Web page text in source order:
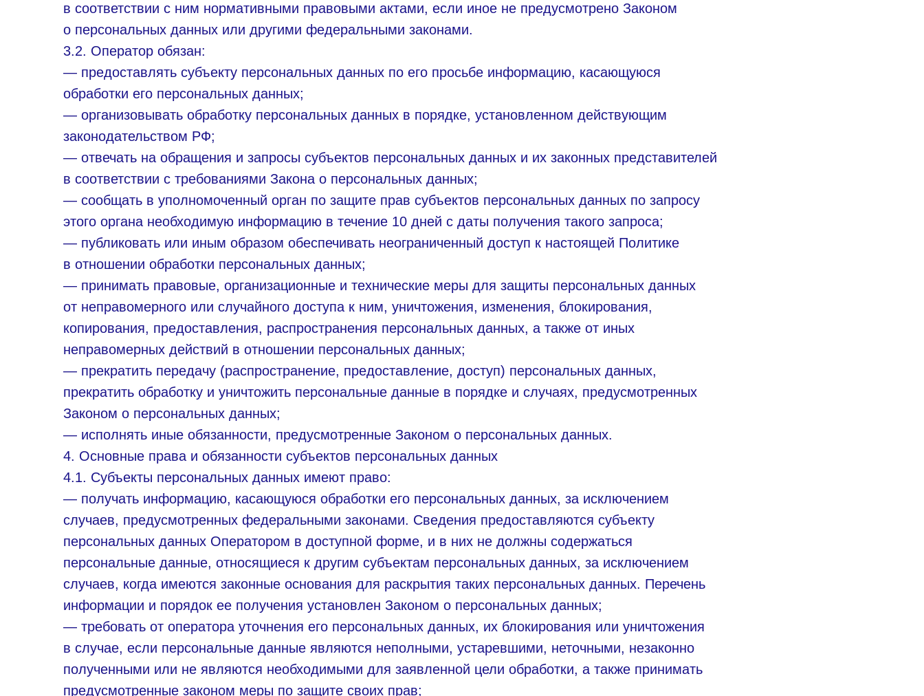
в соответствии с ним нормативными правовыми актами, если иное не предусмотрено Законом
о персональных данных или другими федеральными законами.
3.2. Оператор обязан:
— предоставлять субъекту персональных данных по его просьбе информацию, касающуюся
обработки его персональных данных;
— организовывать обработку персональных данных в порядке, установленном действующим
законодательством РФ;
— отвечать на обращения и запросы субъектов персональных данных и их законных представителей
в соответствии с требованиями Закона о персональных данных;
— сообщать в уполномоченный орган по защите прав субъектов персональных данных по запросу
этого органа необходимую информацию в течение 10 дней с даты получения такого запроса;
— публиковать или иным образом обеспечивать неограниченный доступ к настоящей Политике
в отношении обработки персональных данных;
— принимать правовые, организационные и технические меры для защиты персональных данных
от неправомерного или случайного доступа к ним, уничтожения, изменения, блокирования,
копирования, предоставления, распространения персональных данных, а также от иных
неправомерных действий в отношении персональных данных;
— прекратить передачу (распространение, предоставление, доступ) персональных данных,
прекратить обработку и уничтожить персональные данные в порядке и случаях, предусмотренных
Законом о персональных данных;
— исполнять иные обязанности, предусмотренные Законом о персональных данных.
4. Основные права и обязанности субъектов персональных данных
4.1. Субъекты персональных данных имеют право:
— получать информацию, касающуюся обработки его персональных данных, за исключением
случаев, предусмотренных федеральными законами. Сведения предоставляются субъекту
персональных данных Оператором в доступной форме, и в них не должны содержаться
персональные данные, относящиеся к другим субъектам персональных данных, за исключением
случаев, когда имеются законные основания для раскрытия таких персональных данных. Перечень
информации и порядок ее получения установлен Законом о персональных данных;
— требовать от оператора уточнения его персональных данных, их блокирования или уничтожения
в случае, если персональные данные являются неполными, устаревшими, неточными, незаконно
полученными или не являются необходимыми для заявленной цели обработки, а также принимать
предусмотренные законом меры по защите своих прав;